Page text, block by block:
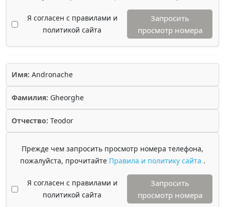
Я согласен с правилами и
политикой сайта
Запросить
просмотр номера
Имя: Andronache
Фамилия: Gheorghe
Отчество: Teodor
Прежде чем запросить просмотр номера телефона,
пожалуйста, прочитайте Правила и политику сайта .
Я согласен с правилами и
политикой сайта
Запросить
просмотр номера